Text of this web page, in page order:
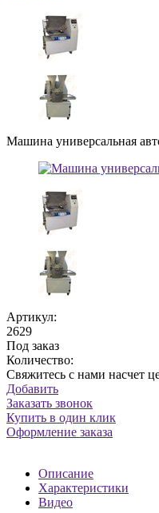
Машина универсальная
Артикул:
2629
Под заказ
Количество:
Свяжитесь с нами насчет
Добавить
Заказать звонок
Купить в один клик
Оформление заказа
Описание
Характеристики
Видео